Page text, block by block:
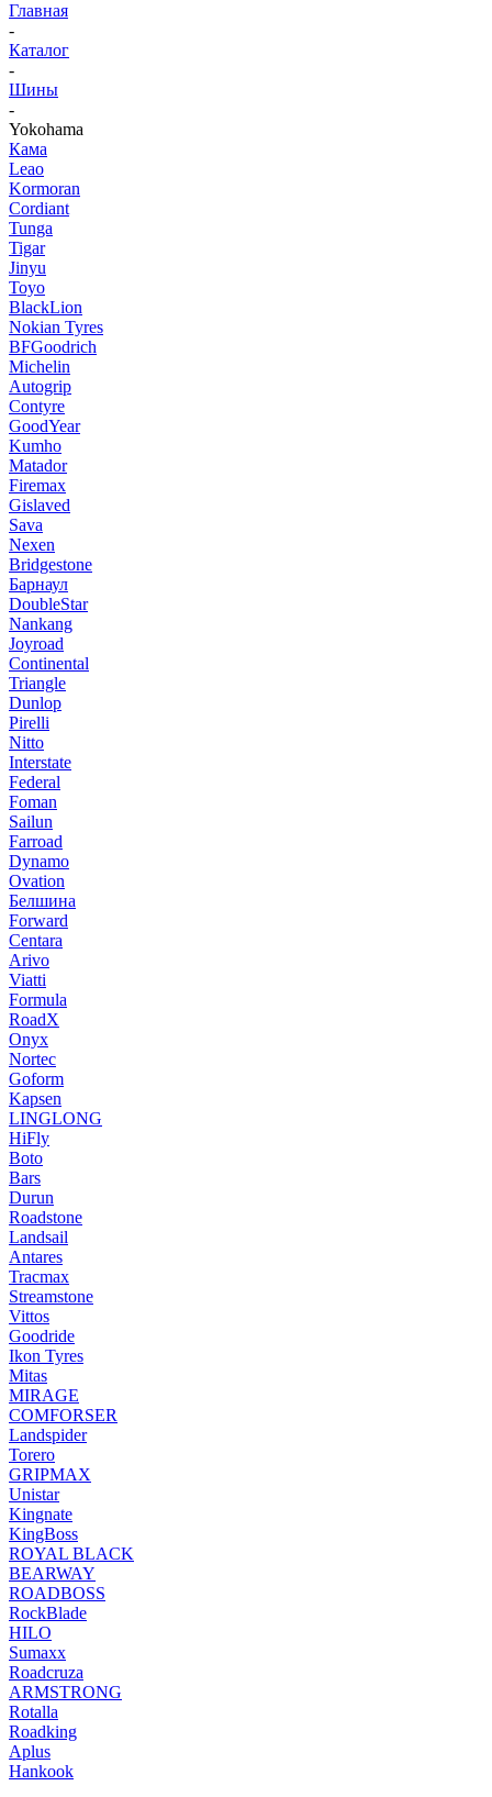
Главная
-
Каталог
-
Шины
-
Yokohama
Кама
Leao
Kormoran
Cordiant
Tunga
Tigar
Jinyu
Toyo
BlackLion
Nokian Tyres
BFGoodrich
Michelin
Autogrip
Contyre
GoodYear
Kumho
Matador
Firemax
Gislaved
Sava
Nexen
Bridgestone
Барнаул
DoubleStar
Nankang
Joyroad
Continental
Triangle
Dunlop
Pirelli
Nitto
Interstate
Federal
Foman
Sailun
Farroad
Dynamo
Ovation
Белшина
Forward
Centara
Arivo
Viatti
Formula
RoadX
Onyx
Nortec
Goform
Kapsen
LINGLONG
HiFly
Boto
Bars
Durun
Roadstone
Landsail
Antares
Tracmax
Streamstone
Vittos
Goodride
Ikon Tyres
Mitas
MIRAGE
COMFORSER
Landspider
Torero
GRIPMAX
Unistar
Kingnate
KingBoss
ROYAL BLACK
BEARWAY
ROADBOSS
RockBlade
HILO
Sumaxx
Roadcruza
ARMSTRONG
Rotalla
Roadking
Aplus
Hankook